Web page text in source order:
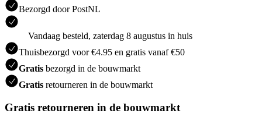
Bezorgd door PostNL
Vandaag besteld, zaterdag 8 augustus in huis
Thuisbezorgd voor €4.95 en gratis vanaf €50
Gratis bezorgd in de bouwmarkt
Gratis retourneren in de bouwmarkt
Gratis retourneren in de bouwmarkt